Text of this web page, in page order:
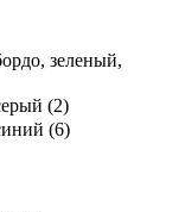
зеленый,
(2)
(6)